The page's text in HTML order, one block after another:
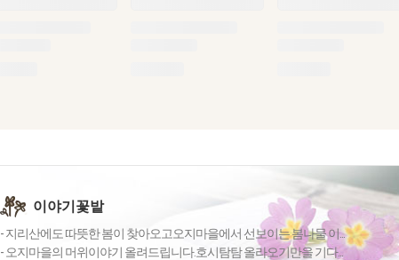
이야기꽃밭
- 지리산에도 따뜻한 봄이 찾아오고오지마을에서 선보이는 봄나물 이...
- 오지마을의 머위이야기 올려드립니다.호시탐탐 올라오기만을 기다...